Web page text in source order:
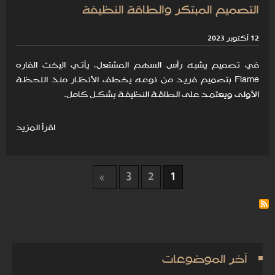
التصميم المبتكر والطاقة النظيفة
12 أكتوبر 2023
في تصميم يشبـه رأس السهم المشتعل، يأتـي اليخت الفاره
Flame بتصميم فريـد من نوعـه يخطف الأنظـار منـذ اللحظـة
الأولى ويعتمـد على الطاقـة النظيفـة بشكـل كامل.
اقرأ المزيد
1
2
3
آخر الموضوعات